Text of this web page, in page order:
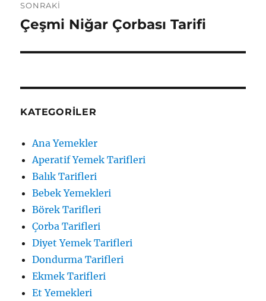
SONRAKI
Sonraki
Çeşmi Niğar Çorbası Tarifi
KATEGORILER
Ana Yemekler
Aperatif Yemek Tarifleri
Balık Tarifleri
Bebek Yemekleri
Börek Tarifleri
Çorba Tarifleri
Diyet Yemek Tarifleri
Dondurma Tarifleri
Ekmek Tarifleri
Et Yemekleri